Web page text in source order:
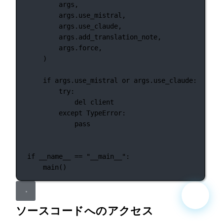
args,
args.use_mistral,
args.use_claude,
args.add_translation_note,
args.force,
)
if args.use_mistral or args.use_claude:
try:
del
client
except TypeError:
pass
if __name__ == "__main__" :
main()
ソースコードへのアクセス